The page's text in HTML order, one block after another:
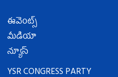
ఈవెంట్స్
మీడియా
న్యూస్
YSR CONGRESS PARTY